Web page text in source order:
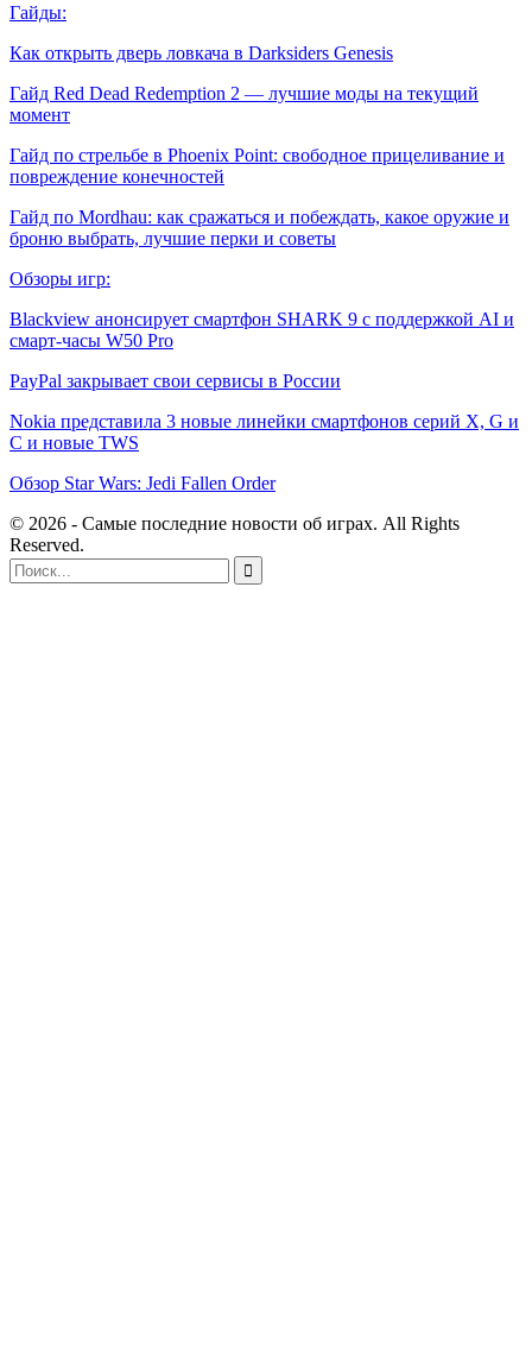
Гайды:
Как открыть дверь ловкача в Darksiders Genesis
Гайд Red Dead Redemption 2 — лучшие моды на текущий
момент
Гайд по стрельбе в Phoenix Point: свободное прицеливание и
повреждение конечностей
Гайд по Mordhau: как сражаться и побеждать, какое оружие и
броню выбрать, лучшие перки и советы
Обзоры игр:
Blackview анонсирует смартфон SHARK 9 с поддержкой AI и
смарт-часы W50 Pro
PayPal закрывает свои сервисы в России
Nokia представила 3 новые линейки смартфонов серий X, G и
С и новые TWS
Обзор Star Wars: Jedi Fallen Order
© 2026 - Самые последние новости об играх. All Rights
Reserved.